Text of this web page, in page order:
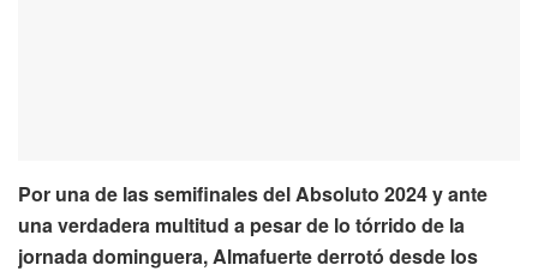
Por una de las semifinales del Absoluto 2024 y ante
una verdadera multitud a pesar de lo tórrido de la
jornada dominguera, Almafuerte derrotó desde los